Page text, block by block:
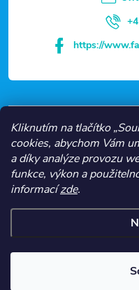
Kliknutím na tlačítko
cookies, abychom Vám
a díky analýze provozu
funkce, výkon a
informacízde.
VŠE O NÁKUPU
NEJČASTĚJŠÍ
https://
Copyright 2026